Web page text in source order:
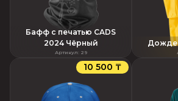
Бафф с печатью CADS
2024 Чёрный
Артикул: 29
10 500 ₸